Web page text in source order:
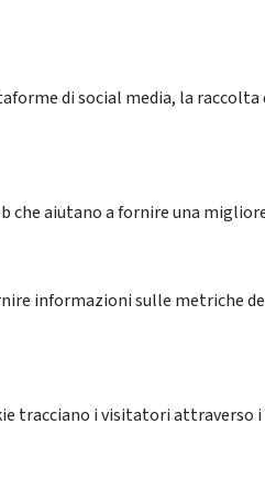
di social media, la
che aiutano a fornire una
informazioni sulle metriche
tracciano i visitatori attraverso